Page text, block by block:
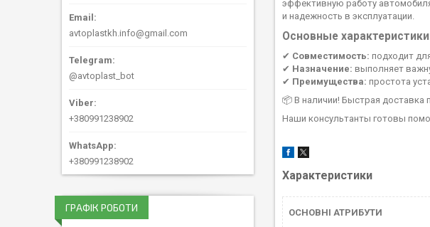
эффективную работу
и надежность в эксплуатации.
Основные
✔ Совместимость: подходит
✔ Назначение: выполняет
✔ Преимущества: простота
📦 В наличии! Быстрая доставка
Наши консультанты готовы
Характеристики
ОСНОВНІ АТРИБУТИ
avtoplastkh.info@gmail.com
@avtoplast_bot
+380991238902
+380991238902
ГРАФІК РОБОТИ